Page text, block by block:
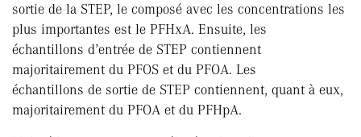
sortie de la STEP, le composé avec les concentrations les
plus importantes est le PFHxA. Ensuite, les
échantillons d’entrée de STEP contiennent
majoritairement du PFOS et du PFOA. Les
échantillons de sortie de STEP contiennent, quant à eux,
majoritairement du PFOA et du PFHpA.